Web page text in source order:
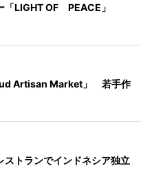
「LIGHT OF PEACE」
Artisan Market」 若手作
ストランでインドネシア独立